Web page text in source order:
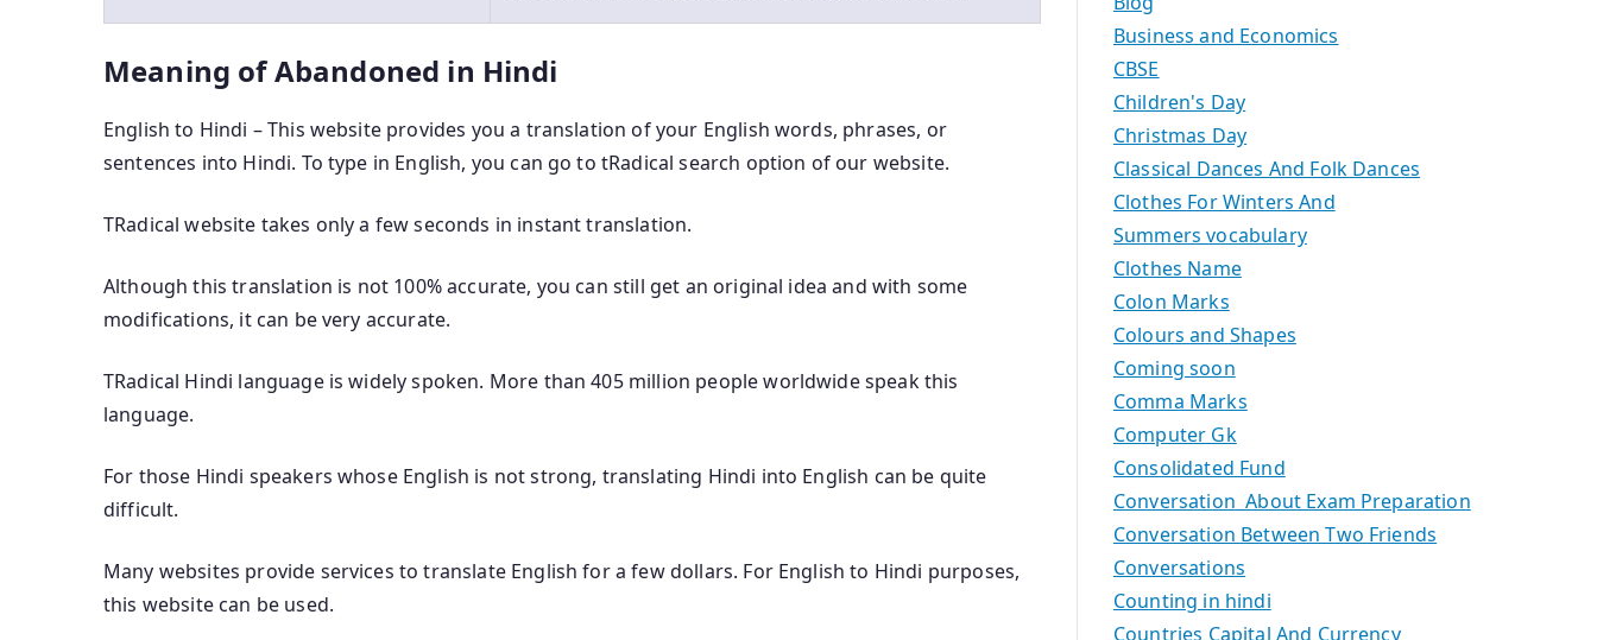
Meaning of Abandoned in Hindi
English to Hindi – This website provides you a translation of your English words, phrases, or
sentences into Hindi. To type in English, you can go to tRadical search option of our website.
TRadical website takes only a few seconds in instant translation.
Although this translation is not 100% accurate, you can still get an original idea and with some
modifications, it can be very accurate.
TRadical Hindi language is widely spoken. More than 405 million people worldwide speak this
language.
For those Hindi speakers whose English is not strong, translating Hindi into English can be quite
difficult.
Many websites provide services to translate English for a few dollars. For English to Hindi purposes,
this website can be used.
Business and Economics
CBSE
Children's Day
Christmas Day
Classical Dances And Folk Dances
Clothes For Winters And
Summers vocabulary
Clothes Name
Colon Marks
Colours and Shapes
Coming soon
Comma Marks
Computer Gk
Consolidated Fund
Conversation About Exam Preparation
Conversation Between Two Friends
Conversations
Counting in hindi
Countries Capital And Currency